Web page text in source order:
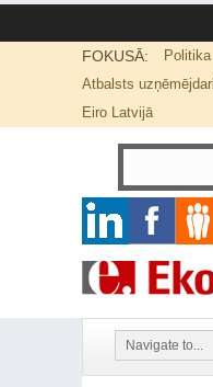
FOKUSĀ: Politika
Atbalsts
Eiro Latvijā